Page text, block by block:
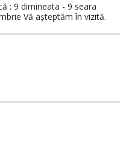
: 9 dimineata - 9 seara
Vă așteptăm în vizită.